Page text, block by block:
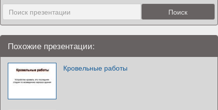
Похожие презентации:
Кровельные работы